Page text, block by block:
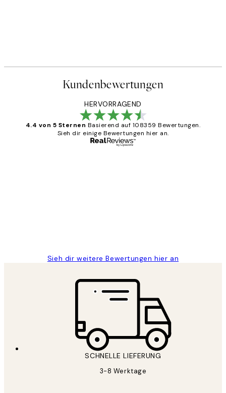
Kundenbewertungen
HERVORRAGEND
4.4 von 5 Sternen Basierend auf 108359 Bewertungen.
Sieh dir einige Bewertungen hier an.
Sieh dir weitere Bewertungen hier an
SCHNELLE LIEFERUNG
3-8 Werktage